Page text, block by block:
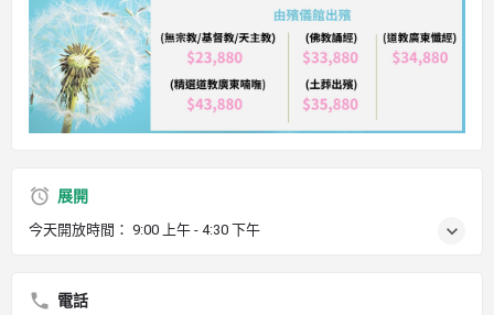
展開
今天開放時間： 9:00 上午 - 4:30 下午
電話